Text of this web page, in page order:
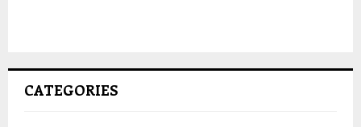
CATEGORIES